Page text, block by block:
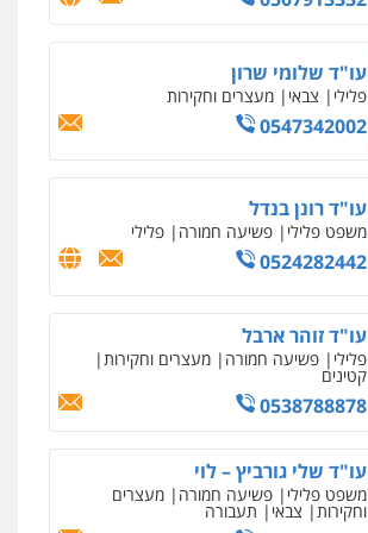
עו"ד שלומי שרון
פלילי צבאי מעצרים וחקירות
0547342002
עו"ד רונן בנדל
משפט פלילי פשיעה חמורה פלילי
0524282442
עו"ד זוהר ארבל
פלילי פשיעה חמורה מעצרים וחקירות
קטינים
0538788878
עו"ד שלי גורביץ – לוי
משפט פלילי פשיעה חמורה מעצרים
וחקירות צבאי תעבורה
מהירות הגנה גיבוי
מקצועיים לעורכי דין
אסירים עבירות מין
לעורכי דין
0544500346
מאיה בלום, עו"ס, טיפול ושיקום
טיפול בהתמכרויות שירותים מקצועיים
לעורכי דין
0504062539
עו"ד ד"ר אבי שקד
עבירות כלכליות הלבנת הון חילוטים
עבירות פליליות